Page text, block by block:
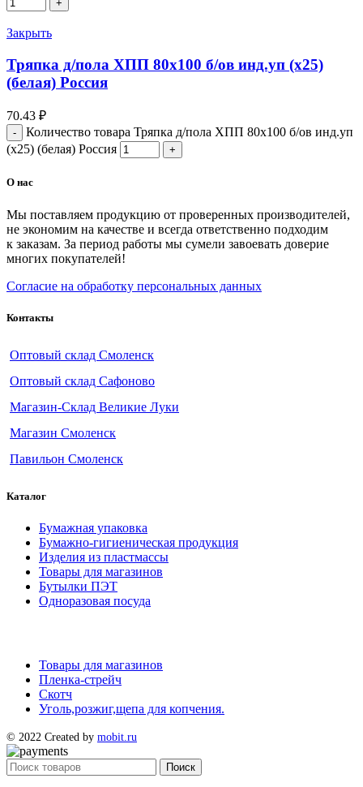
Закрыть
Тряпка д/пола ХПП 80х100 б/ов инд.уп (х25)
(белая) Россия
70.43 ₽
Количество товара Тряпка д/пола ХПП 80х100 б/ов инд.уп
(х25) (белая) Россия
О нас
Мы поставляем продукцию от проверенных производителей,
не экономим на качестве и всегда ответственно подходим
к заказам. За период работы мы сумели завоевать доверие
многих покупателей!
Согласие на обработку персональных данных
Контакты
Оптовый склад Смоленск
Оптовый склад Сафоново
Магазин-Склад Великие Луки
Магазин Смоленск
Павильон Смоленск
Каталог
Бумажная упаковка
Бумажно-гигиеническая продукция
Изделия из пластмассы
Товары для магазинов
Бутылки ПЭТ
Одноразовая посуда
Товары для магазинов
Пленка-стрейч
Скотч
Уголь,розжиг,щепа для копчения.
© 2022 Created by mobit.ru
Поиск